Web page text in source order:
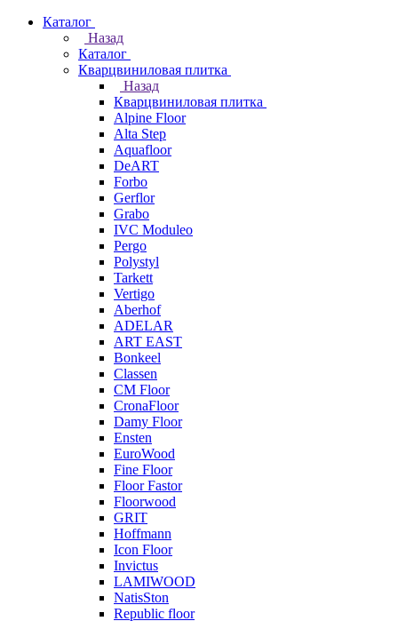
Каталог
Назад
Каталог
Кварцвиниловая плитка
Назад
Кварцвиниловая плитка
Alpine Floor
Alta Step
Aquafloor
DeART
Forbo
Gerflor
Grabo
IVC Moduleo
Pergo
Polystyl
Tarkett
Vertigo
Aberhof
ADELAR
ART EAST
Bonkeel
Classen
CM Floor
CronaFloor
Damy Floor
Ensten
EuroWood
Fine Floor
Floor Fastor
Floorwood
GRIT
Hoffmann
Icon Floor
Invictus
LAMIWOOD
NatisSton
Republic floor